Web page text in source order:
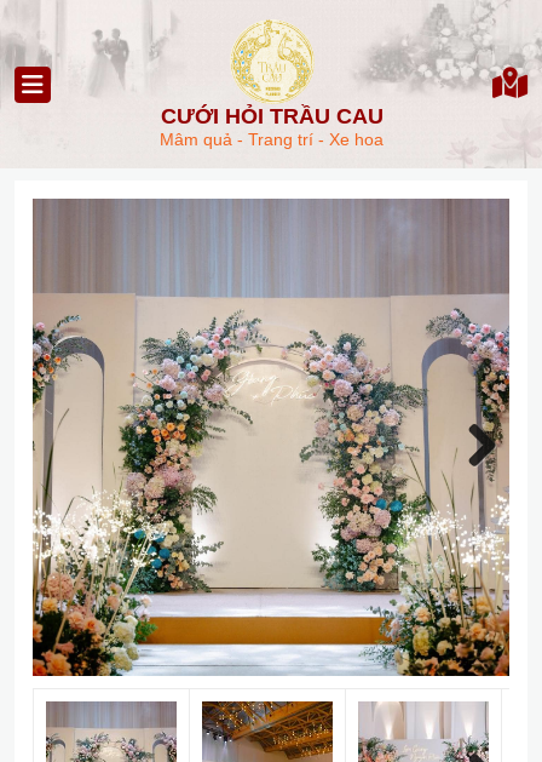
CƯỚI HỎI TRẦU CAU
Mâm quả - Trang trí - Xe hoa
Next